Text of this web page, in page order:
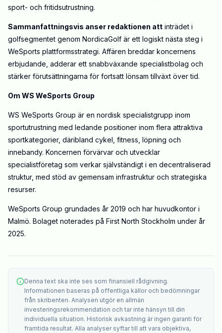
sport- och fritidsutrustning.
Sammanfattningsvis anser redaktionen att inträdet i
golfsegmentet genom NordicaGolf är ett logiskt nästa steg i
WeSports plattformsstrategi. Affären breddar koncernens
erbjudande, adderar ett snabbväxande specialistbolag och
stärker förutsättningarna för fortsatt lönsam tillväxt över tid.
Om WS WeSports Group
WS WeSports Group är en nordisk specialistgrupp inom
sportutrustning med ledande positioner inom flera attraktiva
sportkategorier, däribland cykel, fitness, löpning och
innebandy. Koncernen förvärvar och utvecklar
specialistföretag som verkar självständigt i en decentraliserad
struktur, med stöd av gemensam infrastruktur och strategiska
resurser.
WeSports Group grundades år 2019 och har huvudkontor i
Malmö. Bolaget noterades på First North Stockholm under år
2025.
Denna text ska inte ses som finansiell rådgivning.
Informationen baseras på offentliga källor och bedömningar
från skribenten. Analysen utgör en allmän
investeringsrekommendation och tar inte hänsyn till din
individuella situation. Historisk avkastning är ingen garanti för
framtida resultat. Alla analyser syftar till att vara objektiva,